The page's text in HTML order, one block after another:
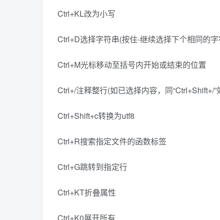
Ctrl+KL改为小写
Ctrl+D选择字符串(按住-继续选择下个相同的
Ctrl+M光标移动至括号内开始或结束的位置
Ctrl+/注释整行(如已选择内容，同“Ctrl+Shift+/”
Ctrl+Shift+c转换为utf8
Ctrl+R搜索指定文件的函数标签
Ctrl+G跳转到指定行
Ctrl+KT折叠属性